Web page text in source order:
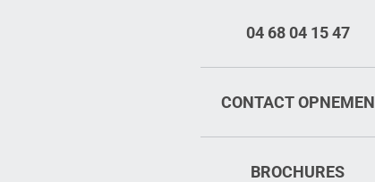
04 68 04 15 47
CONTACT OPNEMEN
BROCHURES